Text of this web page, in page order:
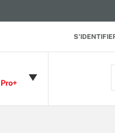
Pro+